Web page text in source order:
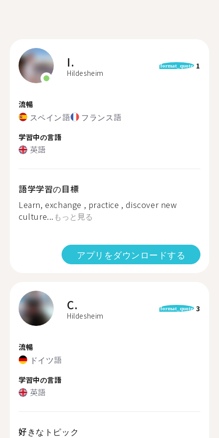
I.
Hildesheim
format_quote 1
流暢
スペイン語 フランス語
学習中の言語
英語
語学学習の目標
Learn, exchange , practice , discover new
culture... もっと見る
アプリをダウンロードする
C.
Hildesheim
format_quote 3
流暢
ドイツ語
学習中の言語
英語
好きなトピック